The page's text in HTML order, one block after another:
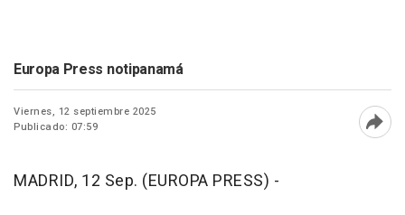
Europa Press notipanamá
Viernes, 12 septiembre 2025
Publicado: 07:59
MADRID, 12 Sep. (EUROPA PRESS) -